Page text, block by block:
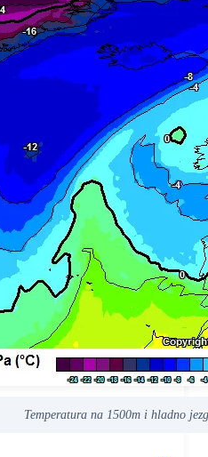
Temperatura na 1500m i hladno